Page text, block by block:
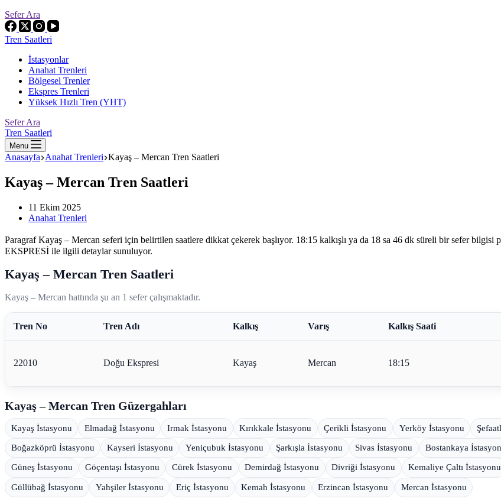
Sefer Ara
Tren Saatleri
İstasyonlar
Anahat Trenleri
Bölgesel Trenler
Ekspres Trenleri
Yüksek Hızlı Tren (YHT)
Sefer Ara
Tren Saatleri
Menu
Anasayfa Anahat Trenleri Kayaş – Mercan Tren Saatleri
Kayaş – Mercan Tren Saatleri
11 Ekim 2025
Anahat Trenleri
Paragraf Kayaş – Mercan seferi için belirtilen saatlere dikkat çekerek başlıyor. 18:15 kalkışlı ya da 18 sa 46 dk süreli bir sefer bilgisi
EKSPRESİ ile ilgili detaylar sunuluyor.
Kayaş – Mercan Tren Saatleri
Kayaş – Mercan hattında şu an 1 sefer çalışmaktadır.
Tren No Tren Adı Kalkış Varış Kalkış Saati
22010 Doğu Ekspresi Kayaş Mercan 18:15
Kayaş – Mercan Tren Güzergahları
Kayaş İstasyonu Elmadağ İstasyonu Irmak İstasyonu Kırıkkale İstasyonu Çerikli İstasyonu Yerköy İstasyonu
Boğazköprü İstasyonu Kayseri İstasyonu Yeniçubuk İstasyonu Şarkışla İstasyonu Sivas İstasyonu Bostankaya
Güneş İstasyonu Göçentaşı İstasyonu Cürek İstasyonu Demirdağ İstasyonu Divriği İstasyonu Kemaliye Çaltı İstasyonu
Güllübağ İstasyonu Yahşiler İstasyonu Eriç İstasyonu Kemah İstasyonu Erzincan İstasyonu Mercan İstasyonu